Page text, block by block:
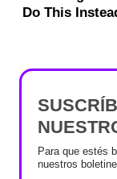
Para que estés
nuestros